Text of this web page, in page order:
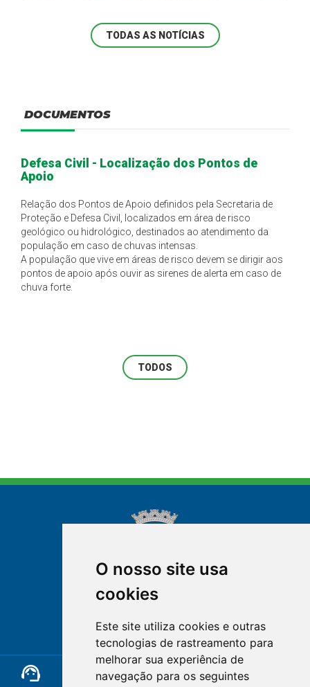
O nosso site usa
cookies
Este site utiliza cookies e outras
tecnologias de rastreamento para
melhorar sua experiência de
navegação para os seguintes
Secretaria de Proteção e Defesa Civil, real ...
TODAS AS NOTÍCIAS
DOCUMENTOS
Defesa Civil - Localização dos Pontos de
Apoio
Relação dos Pontos de Apoio definidos pela Secretaria de
Proteção e Defesa Civil, localizados em área de risco
geológico ou hidrológico, destinados ao atendimento da
população em caso de chuvas intensas.
A população que vive em áreas de risco devem se dirigir aos
pontos de apoio após ouvir as sirenes de alerta em caso de
chuva forte.
TODOS
NOVA FRIBURGO
RIO DE JANEIRO
support_agent mail